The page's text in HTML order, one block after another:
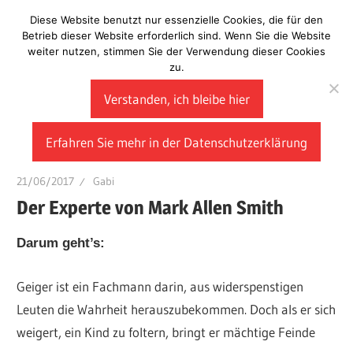
Inhalt
springen
Laberladen
21/06/2017 Gabi
Der Experte von Mark Allen Smith
Darum geht’s:
Geiger ist ein Fachmann darin, aus widerspenstigen
Leuten die Wahrheit herauszubekommen. Doch als er sich
weigert, ein Kind zu foltern, bringt er mächtige Feinde
Diese Website benutzt nur essenzielle Cookies, die für den
Betrieb dieser Website erforderlich sind. Wenn Sie die Website
weiter nutzen, stimmen Sie der Verwendung dieser Cookies
zu.
Verstanden, ich bleibe hier
Erfahren Sie mehr in der Datenschutzerklärung